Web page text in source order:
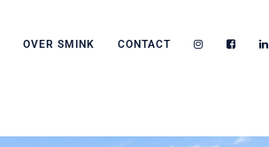
OVER SMINK CONTACT